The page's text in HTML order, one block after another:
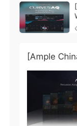
[Ample